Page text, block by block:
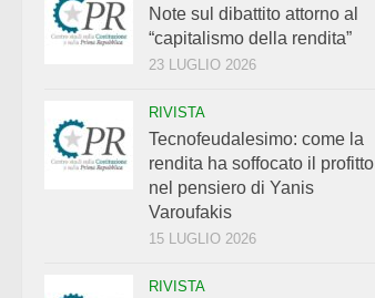
Note sul dibattito attorno al
“capitalismo della rendita”
23 LUGLIO 2026
RIVISTA
Tecnofeudalesimo: come la
rendita ha soffocato il profitto
nel pensiero di Yanis
Varoufakis
15 LUGLIO 2026
RIVISTA